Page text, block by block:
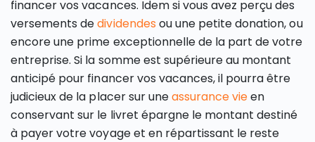
financer vos vacances. Idem si vous avez perçu des
versements dedividendes ou une petite donation, ou
encore une prime exceptionnelle de la part de votre
entreprise. Si la somme est supérieure au montant
anticipé pour financer vos vacances, il pourra être
judicieux de la placer sur uneassurance vieen
conservant sur le livret épargne le montant destiné
à payer votre voyage et en répartissant le reste